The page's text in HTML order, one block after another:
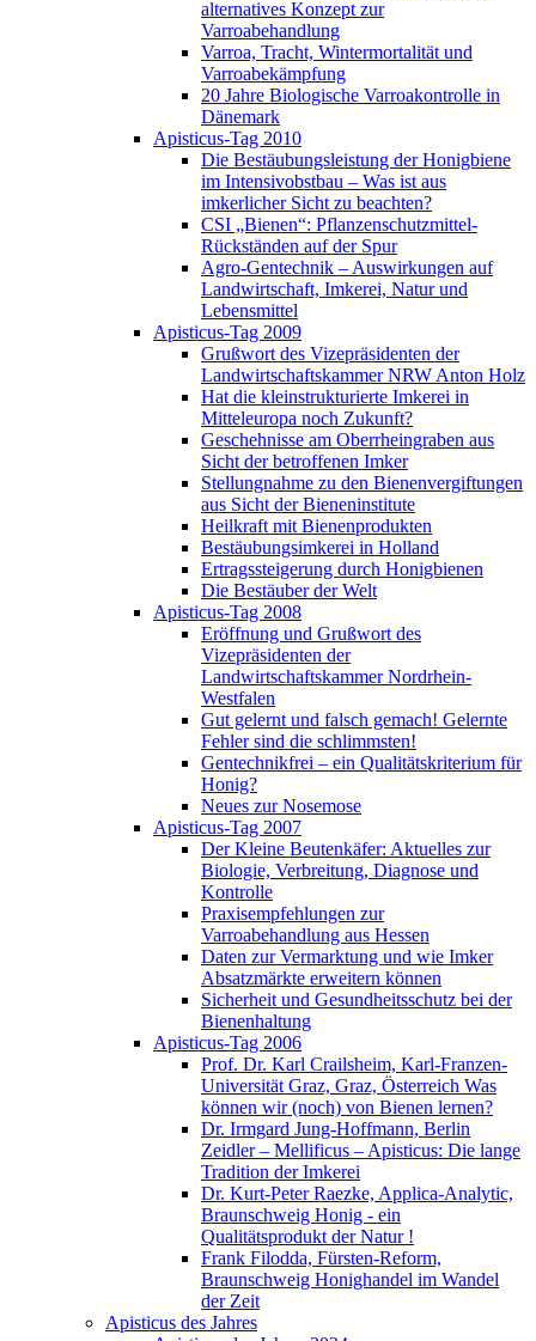
alternatives Konzept zur
Varroabehandlung
Varroa, Tracht, Wintermortalität und
Varroabekämpfung
20 Jahre Biologische Varroakontrolle in
Dänemark
Apisticus-Tag 2010
Die Bestäubungsleistung der Honigbiene
im Intensivobstbau – Was ist aus
imkerlicher Sicht zu beachten?
CSI „Bienen“: Pflanzenschutzmittel-
Rückständen auf der Spur
Agro-Gentechnik – Auswirkungen auf
Landwirtschaft, Imkerei, Natur und
Lebensmittel
Apisticus-Tag 2009
Grußwort des Vizepräsidenten der
Landwirtschaftskammer NRW Anton Holz
Hat die kleinstrukturierte Imkerei in
Mitteleuropa noch Zukunft?
Geschehnisse am Oberrheingraben aus
Sicht der betroffenen Imker
Stellungnahme zu den Bienenvergiftungen
aus Sicht der Bieneninstitute
Heilkraft mit Bienenprodukten
Bestäubungsimkerei in Holland
Ertragssteigerung durch Honigbienen
Die Bestäuber der Welt
Apisticus-Tag 2008
Eröffnung und Grußwort des
Vizepräsidenten der
Landwirtschaftskammer Nordrhein-
Westfalen
Gut gelernt und falsch gemach! Gelernte
Fehler sind die schlimmsten!
Gentechnikfrei – ein Qualitätskriterium für
Honig?
Neues zur Nosemose
Apisticus-Tag 2007
Der Kleine Beutenkäfer: Aktuelles zur
Biologie, Verbreitung, Diagnose und
Kontrolle
Praxisempfehlungen zur
Varroabehandlung aus Hessen
Daten zur Vermarktung und wie Imker
Absatzmärkte erweitern können
Sicherheit und Gesundheitsschutz bei der
Bienenhaltung
Apisticus-Tag 2006
Prof. Dr. Karl Crailsheim, Karl-Franzen-
Universität Graz, Graz, Österreich Was
können wir (noch) von Bienen lernen?
Dr. Irmgard Jung-Hoffmann, Berlin
Zeidler – Mellificus – Apisticus: Die lange
Tradition der Imkerei
Dr. Kurt-Peter Raezke, Applica-Analytic,
Braunschweig Honig - ein
Qualitätsprodukt der Natur !
Frank Filodda, Fürsten-Reform,
Braunschweig Honighandel im Wandel
der Zeit
Apisticus des Jahres